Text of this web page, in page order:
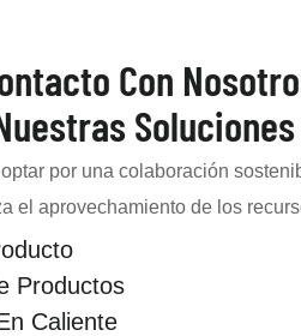
precisión
de uso
embalaje
invertimos
tradicional
prácticos
Con
por una colaboración
el aprovechamiento de los
Productos
Caliente